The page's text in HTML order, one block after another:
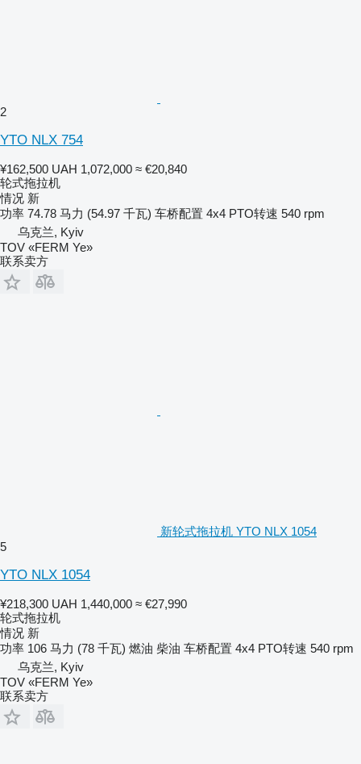
2
YTO NLX 754
¥162,500 UAH 1,072,000 ≈ €20,840
轮式拖拉机
情况 新
功率 74.78 马力 (54.97 千瓦) 车桥配置 4x4 PTO转速 540 rpm
乌克兰, Kyiv
TOV «FERM Ye»
联系卖方
新轮式拖拉机 YTO NLX 1054
5
YTO NLX 1054
¥218,300 UAH 1,440,000 ≈ €27,990
轮式拖拉机
情况 新
功率 106 马力 (78 千瓦) 燃油 柴油 车桥配置 4x4 PTO转速 540 rpm
乌克兰, Kyiv
TOV «FERM Ye»
联系卖方